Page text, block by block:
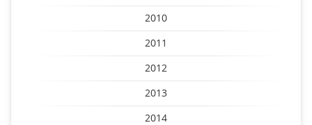
2010
2011
2012
2013
2014